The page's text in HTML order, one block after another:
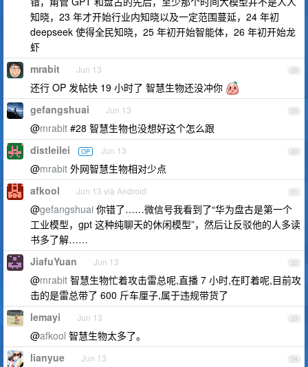
知晓，23 年才开始行业内知晓以及一定范围蔓延，24 年初
deepseek 使得全民知晓，25 年初开始智能体，26 年初开始龙
虾
28
mrabit Jun 13
还行 OP 发帖快 19 小时了 智慧生物还没冲你
29
gefangshuai Jun 13
@mrabit #28 智慧生物也没想好这个怎么跟
30
distleilei OP Jun 13
@mrabit 外网智慧生物相对少点
31
afkool Jun 13 via Android
@gefangshuai 你错了……微信号我看到了“华为盘古是第一个
工业模型，gpt 这种纯聊天的休闲模型”，然后让反驳他的人多读
书多了解……
32
JiafuYuan Jun 13
@mrabit 智慧生物忙着攻击雷总呢,直播 7 小时,在盯着呢,目前攻
击的是雷总带了 600 斤车厘子,属于违规带货了
33
lemayi Jun 13
@afkool 智慧生物太多了。
34
lianyue Jun 13